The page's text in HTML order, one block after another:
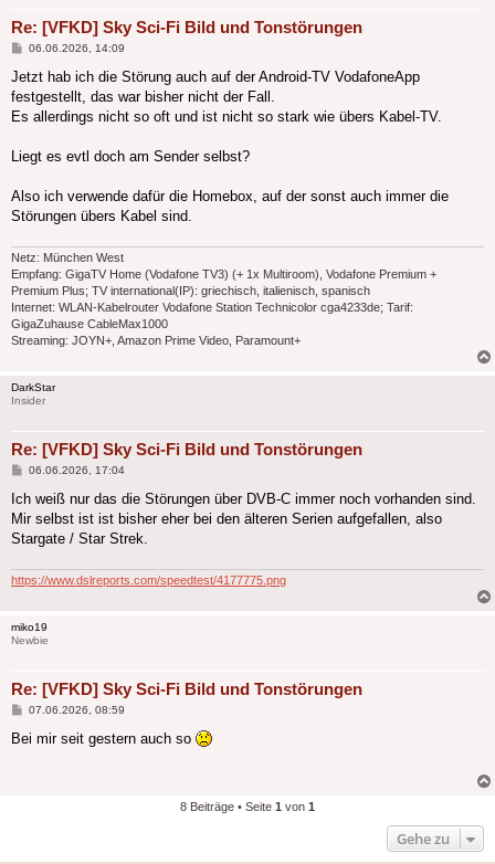
Re: [VFKD] Sky Sci-Fi Bild und Tonstörungen
Beitrag
06.06.2026, 14:09
Jetzt hab ich die Störung auch auf der Android-TV VodafoneApp
festgestellt, das war bisher nicht der Fall.
Es allerdings nicht so oft und ist nicht so stark wie übers Kabel-TV.
Liegt es evtl doch am Sender selbst?
Also ich verwende dafür die Homebox, auf der sonst auch immer die
Störungen übers Kabel sind.
Netz: München West
Empfang: GigaTV Home (Vodafone TV3) (+ 1x Multiroom), Vodafone Premium +
Premium Plus; TV international(IP): griechisch, italienisch, spanisch
Internet: WLAN-Kabelrouter Vodafone Station Technicolor cga4233de; Tarif:
GigaZuhause CableMax1000
Streaming: JOYN+, Amazon Prime Video, Paramount+
DarkStar
Insider
Re: [VFKD] Sky Sci-Fi Bild und Tonstörungen
Beitrag
06.06.2026, 17:04
Ich weiß nur das die Störungen über DVB-C immer noch vorhanden sind.
Mir selbst ist ist bisher eher bei den älteren Serien aufgefallen, also
Stargate / Star Strek.
https://www.dslreports.com/speedtest/4177775.png
miko19
Newbie
Re: [VFKD] Sky Sci-Fi Bild und Tonstörungen
Beitrag
07.06.2026, 08:59
Bei mir seit gestern auch so
8 Beiträge • Seite 1 von 1
Gehe zu